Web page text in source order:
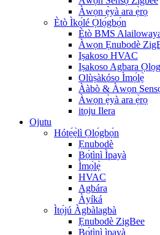
Àwọn ẹ̀yà ara ẹ̀rọ
Ètò Ìkọ́lé Ọlọ́gbọ́n
Ètò BMS
Àwọn Ẹnubodè
Iṣakoso HVAC
Iṣakoso Agbara
Olùṣàkóso Ìmọ́lẹ̀
Ààbò & Àwọn
Àwọn ẹ̀yà ara ẹ̀rọ
itọju Ilera
Ojutu
Hótẹ́ẹ̀lì Ọlọ́gbọ́n
Ẹnubodè
Bọ́tìnì Ìpayà
Ìmọ́lẹ̀
HVAC
Agbára
Àyíká
Ìtọ́jú Àgbàlagbà
Ẹnubodè ZigBee
Bọ́tìnì ìpayà